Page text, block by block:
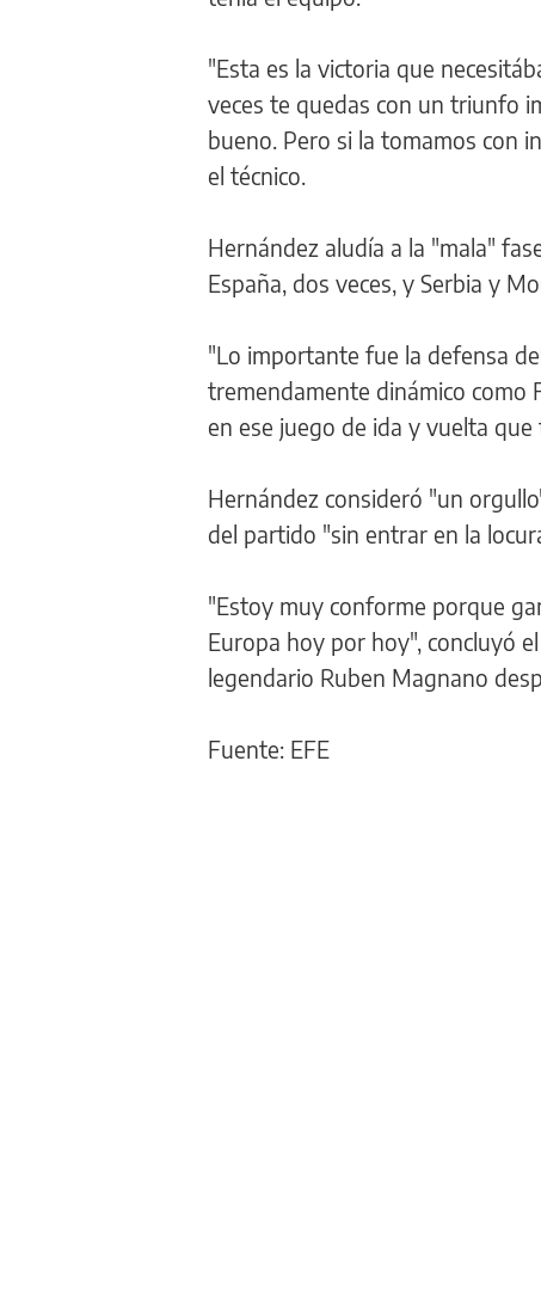
"Esta es la victoria que
veces te quedas con un triunfo
bueno. Pero si la tomamos con
el técnico.
Hernández aludía a la "mala"
España, dos veces, y Serbia y
"Lo importante fue la defensa
tremendamente dinámico como
en ese juego de ida y vuelta que
Hernández consideró "un
del partido "sin entrar en la
"Estoy muy conforme porque
Europa hoy por hoy", concluyó
legendario Ruben Magnano
Fuente: EFE